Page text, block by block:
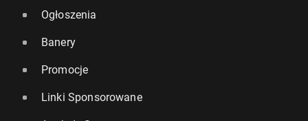
Ogłoszenia
Banery
Promocje
Linki Sponsorowane